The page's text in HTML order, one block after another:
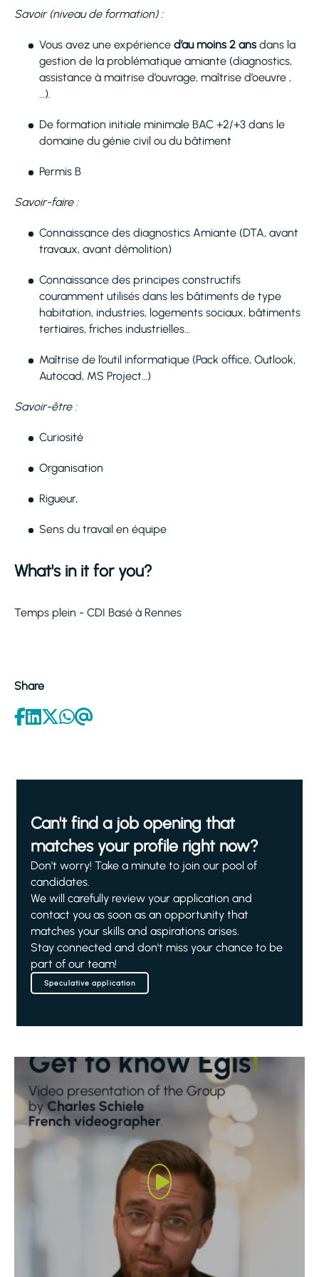
Savoir (niveau de formation) :
Vous avez une expérience d’au moins 2 ans dans la
gestion de la problématique amiante (diagnostics,
assistance à maitrise d’ouvrage, maîtrise d’oeuvre ,
…).
De formation initiale minimale BAC +2/+3 dans le
domaine du génie civil ou du bâtiment
Permis B
Savoir-faire :
Connaissance des diagnostics Amiante (DTA, avant
travaux, avant démolition)
Connaissance des principes constructifs
couramment utilisés dans les bâtiments de type
habitation, industries, logements sociaux, bâtiments
tertiaires, friches industrielles…
Maîtrise de l’outil informatique (Pack office, Outlook,
Autocad, MS Project…)
Savoir-être :
Curiosité
Organisation
Rigueur,
Sens du travail en équipe
What's in it for you?
Temps plein - CDI Basé à Rennes
Share
Can't find a job opening that
matches your profile right now?
Don't worry! Take a minute to join our pool of
candidates.
We will carefully review your application and
contact you as soon as an opportunity that
matches your skills and aspirations arises.
Stay connected and don't miss your chance to be
part of our team!
Speculative application